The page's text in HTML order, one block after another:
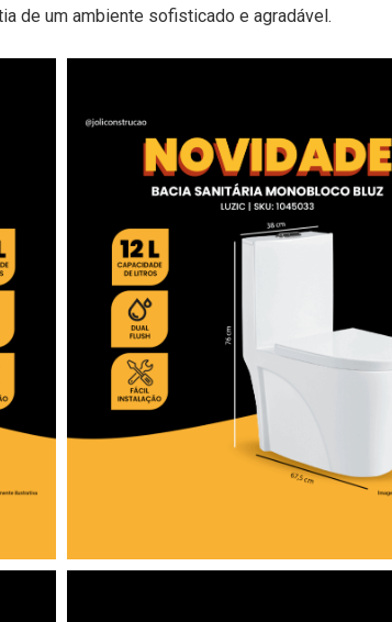
de um ambiente sofisticado e agradável.